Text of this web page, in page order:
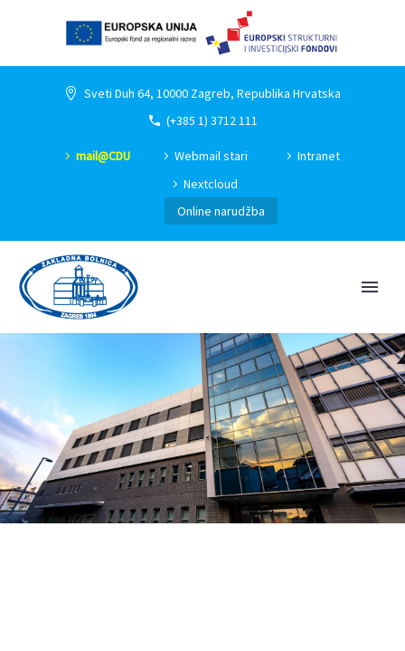
Sveti Duh 64, 10000 Zagreb, Republika Hrvatska
(+385 1) 3712 111
mail@CDU Webmail stari
Intranet
Nextcloud
Online narudžba